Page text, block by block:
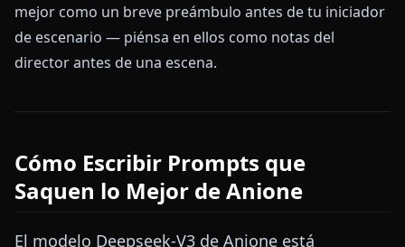
mejor como un breve preámbulo antes de tu iniciador
de escenario — piénsa en ellos como notas del
director antes de una escena.
Cómo Escribir Prompts que
Saquen lo Mejor de Anione
El modelo Deepseek-V3 de Anione está